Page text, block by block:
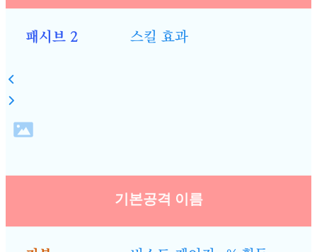
패시브 2 스킬 효과
기본공격 이름